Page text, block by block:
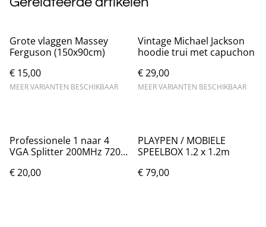
Grote vlaggen Massey
Ferguson (150x90cm)
€ 15,00
MEER VARIANTEN BESCHIKBAAR
Vintage Michael Jackson
hoodie trui met capuchon
€ 29,00
MEER VARIANTEN BESCHIKBAAR
Professionele 1 naar 4
VGA Splitter 200MHz 720P
€ 20,00
PLAYPEN / MOBIELE
SPEELBOX 1.2 x 1.2m
€ 79,00